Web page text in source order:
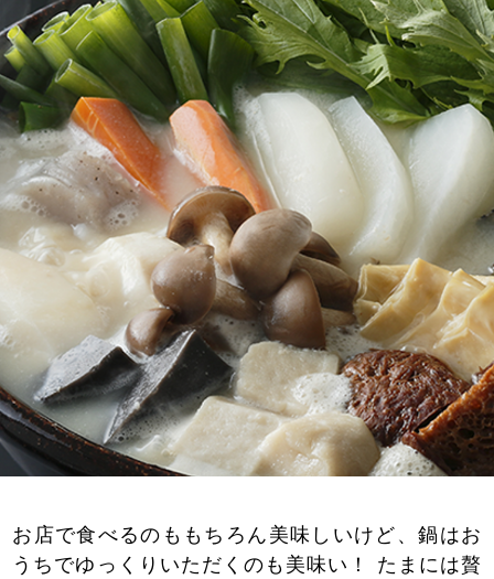
お店で食べるのももちろん美味しいけど、鍋はお
うちでゆっくりいただくのも美味い！ たまには贅